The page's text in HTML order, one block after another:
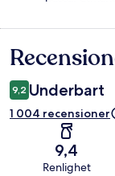
9,2 Underbart
1 004 recensioner
9,4
Renlighet